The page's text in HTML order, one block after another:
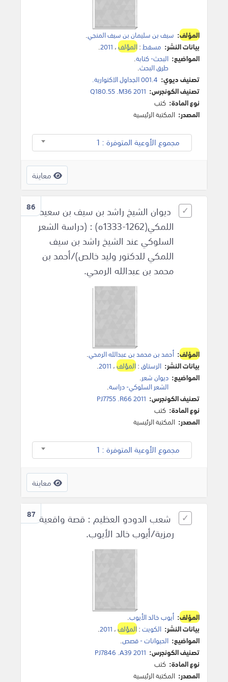
المؤلف: سيف بن سليمان بن سيف المنجي.
بيانات النشر: مسقط:المؤلف، 2011
.
المواضيع: البحث- كتابة.
طرق البحث.
تصنيف ديوي: 001.4 الجداول الاكتوارية.
تصنيف الكونجرس: Q180.55 .M36 2011
نوع المادة: كتب
المصدر: المكتبة الرئيسية
مجموع الأوعية المتوفرة : 1
معاينة
86 ديوان الشيخ راشد بن سيف بن سعيد
اللمكي(1262-1333ه) : (دراسة الشعر
السلوكي عند الشيخ راشد بن سيف
اللمكي للدكتور وليد خالص)/أحمد بن
محمد بن عبدالله الرمحي.
المؤلف: أحمد بن محمد بن عبدالله الرمحي.
بيانات النشر: الرستاق:المؤلف، 2011
.
المواضيع: ديوان شعر.
الشعر السلوكي- دراسة.
تصنيف الكونجرس: PJ7755 .R66 2011
نوع المادة: كتب
المصدر: المكتبة الرئيسية
مجموع الأوعية المتوفرة : 1
معاينة
87 شعب الدودو العظيم : قصة واقعية
رمزية/أيوب خالد الأيوب.
المؤلف: أيوب خالد الأيوب.
بيانات النشر: الكويت:المؤلف، 2011
.
المواضيع: الحيوانات - قصص.
تصنيف الكونجرس: PJ7846 .A39 2011
نوع المادة: كتب
المصدر: المكتبة الرئيسية